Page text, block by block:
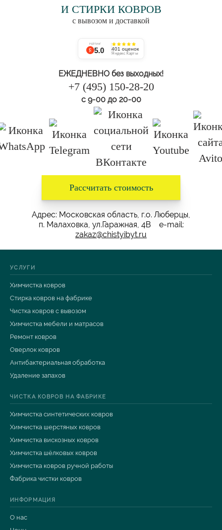
И СТИРКИ КОВРОВ
с вывозом и доставкой
РЕЙТИНГ
5.0 401 оценок
Яндекс Карты
ЕЖЕДНЕВНО без выходных!
+7 (495) 150-28-20
с 9-00 до 20-00
Рассчитать стоимость
Адрес: Московская область, г.о. Люберцы,
п. Малаховка, ул.Гаражная, 4В e-mail:
zakaz@chistyibyt.ru
УСЛУГИ
Химчистка ковров
Стирка ковров на фабрике
Чистка ковров с вывозом
Химчистка мебели и матрасов
Ремонт ковров
Оверлок ковров
Антибактериальная обработка
Удаление запахов
ЧИСТКА КОВРОВ НА ФАБРИКЕ
Химчистка синтетических ковров
Химчистка шерстяных ковров
Химчистка вискозных ковров
Химчистка шёлковых ковров
Химчистка ковров ручной работы
Фабрика чистки ковров
ИНФОРМАЦИЯ
О нас